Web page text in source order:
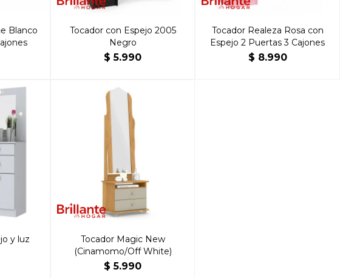
Blanco
Tocador con Espejo 2005
Negro
$ 5.990
Tocador Realeza Rosa con
Espejo 2 Puertas 3 Cajones
$ 8.990
y luz
Tocador Magic New
(Cinamomo/Off White)
$ 5.990